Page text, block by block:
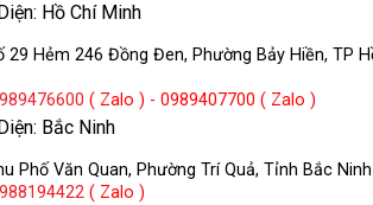
Hồ Chí Minh
29 Hẻm 246 Đồng Đen, Phường Bảy Hiền, TP
( Zalo ) - 0989407700 ( Zalo )
Bắc Ninh
Phố Văn Quan, Phường Trí Quả, Tỉnh Bắc Ninh
( Zalo )